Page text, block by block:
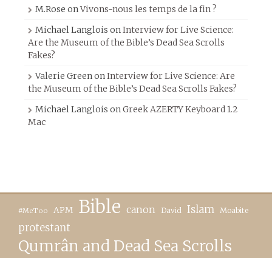
M.Rose onVivons-nous les temps de la fin ?
Michael Langlois onInterview for Live Science:
Are the Museum of the Bible’s Dead Sea Scrolls
Fakes?
Valerie GreenonInterview for Live Science: Are
the Museum of the Bible’s Dead Sea Scrolls Fakes?
Michael Langlois onGreek AZERTY Keyboard 1.2
Mac
#MeToo APM Bible canon David Islam Moabite
protestant
Qumrân and Dead Sea Scrolls